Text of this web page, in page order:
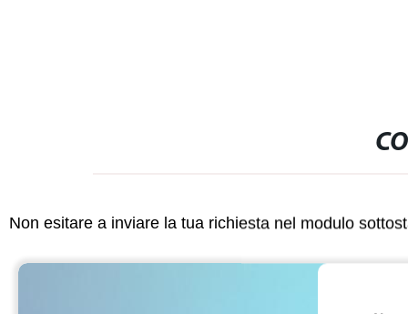
Non esitare a inviare la tua richiesta nel modulo